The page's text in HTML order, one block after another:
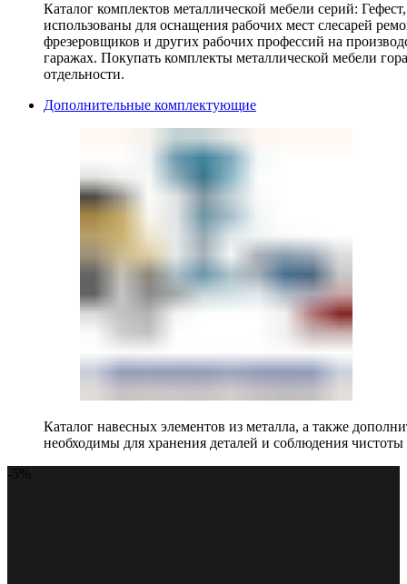
Каталог комплектов металлической мебели серий:
использованы для оснащения рабочих мест слесарей
фрезеровщиков и других рабочих профессий на
гаражах. Покупать комплекты металлической мебели
отдельности.
Дополнительные комплектующие
Каталог навесных элементов из металла, а также
необходимы для хранения деталей и соблюдения чистоты
-5%